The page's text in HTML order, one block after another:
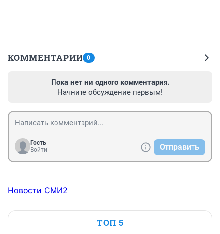
КОММЕНТАРИИ 0
Пока нет ни одного комментария.
Начните обсуждение первым!
Гость
Войти
Отправить
Новости СМИ2
ТОП 5